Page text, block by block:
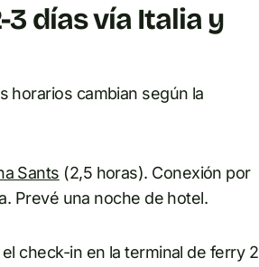
días vía Italia y
horarios cambian según la
Sants (2,5 horas). Conexión por
Prevé una noche de hotel.
check-in en la terminal de ferry 2